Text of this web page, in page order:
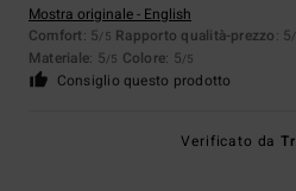
Mostra originale - English
Comfort: 5/5 Rapporto qualità-prezzo: 5
Materiale: 5/5 Colore: 5/5
Consiglio questo prodotto
Verificato da